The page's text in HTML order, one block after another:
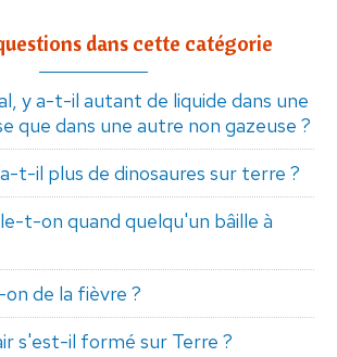
dans cette catégorie
y a-t-il autant de liquide dans une
que dans une autre non gazeuse ?
t-il plus de dinosaures sur terre ?
t-on quand quelqu'un bâille à
de la fièvre ?
s'est-il formé sur Terre ?